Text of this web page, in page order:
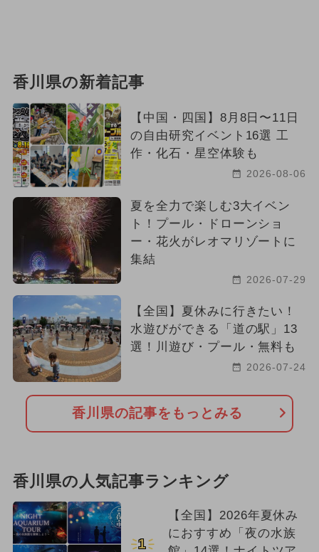
香川県の新着記事
【中国・四国】8月8日〜11日
の自由研究イベント16選 工
作・化石・星空体験も
2026-08-06
夏を全力で楽しむ3大イベン
ト！プール・ドローンショ
ー・花火がレオマリゾートに
集結
2026-07-29
【全国】夏休みに行きたい！
水遊びができる「道の駅」13
選！川遊び・プール・無料も
2026-07-24
香川県の記事をもっとみる
香川県の人気記事ランキング
1
【全国】2026年夏休み
におすすめ「夜の水族